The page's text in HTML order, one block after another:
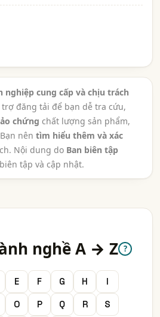
nghiệp cung cấp và chịu trách
trợ đăng tải để bạn dễ tra cứu,
chứng chất lượng sản phẩm,
nên tìm hiểu thêm và xác
Nội dung do Ban biên tập
biên tập và cập nhật.
nghề A → Z ?
E F G H
I
O P Q R
S